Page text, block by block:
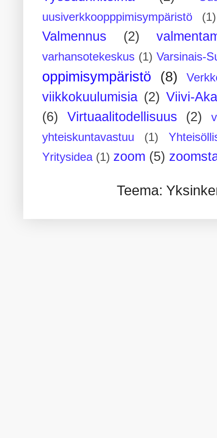
uusiverkkoopppimisympäristö
(1)
Valmennus (2)
varhansotekeskus (1) Varsinais-
oppimisympäristö (8)
viikkokuulumisia (2) Viivi-
(6)
Virtuaalitodellisuus (2)
yhteiskuntavastuu
(1)
Yritysidea (1) zoom (5)
Teema: